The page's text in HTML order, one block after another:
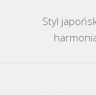
Styl